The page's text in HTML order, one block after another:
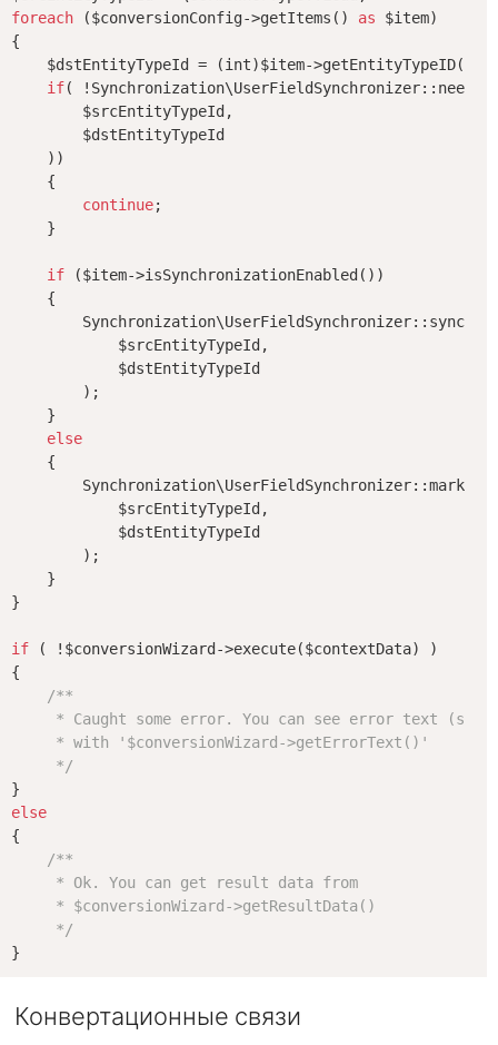
foreach ($conversionConfig->getItems() as $item)
{
    $dstEntityTypeId = (int)$item->getEntityTypeID();
if(
        $srcEntityTypeId,
        $dstEntityTypeId
    ))
    {
continue;
    }
if ($item->isSynchronizationEnabled())
    {
            $srcEntityTypeId,
            $dstEntityTypeId
        );
    }
else
    {
            $srcEntityTypeId,
            $dstEntityTypeId
        );
    }
}
if ( !$conversionWizard->execute($contextData) )
{
/**
* Caught some error. You can see error text
     * with '$conversionWizard->getErrorText()'
     */
else
{
/**
     * Ok. You can get result data from
     * $conversionWizard->getResultData()
     */
Конвертационные связи